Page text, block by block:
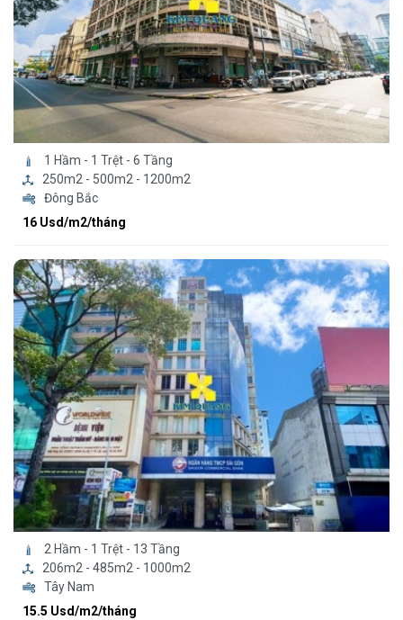
1 Hầm - 1 Trệt - 6 Tầng
250m2 - 500m2 - 1200m2
Đông Bắc
16 Usd/m2/tháng
2 Hầm - 1 Trệt - 13 Tầng
206m2 - 485m2 - 1000m2
Tây Nam
15.5 Usd/m2/tháng